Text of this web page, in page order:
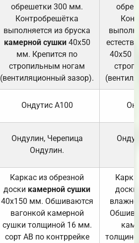
обрешетки 300 мм.
Контробрешётка
выполняется из бруска
камерной сушки40х50
мм. Крепится по
стропильным ногам
(вентиляционный зазор).
40х50
Ондутис А100
Ондулин, Черепица
Ондулин.
Каркас из обрезной
доски камерной сушки
40х150 мм. Обшиваются
вагонкой камерной
сушки толщиной 16 мм.
сорт АВ по контррейке
доски